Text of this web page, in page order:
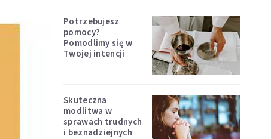
Potrzebujesz
pomocy?
Pomodlimy się w
Twojej intencji
Skuteczna
modlitwa w
sprawach trudnych
i beznadziejnych